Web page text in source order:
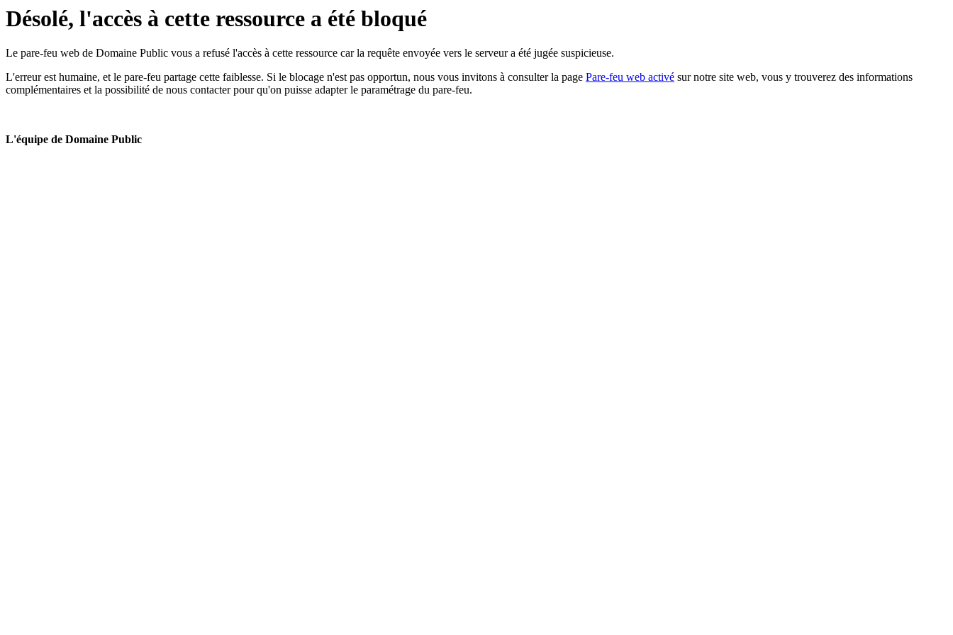
Désolé, l'accès à cette ressource a été bloqué
Le pare-feu web de Domaine Public vous a refusé l'accès à cette ressource car la requête envoyée vers le serveur a été jugée suspicieuse.
L'erreur est humaine, et le pare-feu partage cette faiblesse. Si le blocage n'est pas opportun, nous vous invitons à consulter la page Pare-feu web activé sur notre site web, vous y trouverez des informations
complémentaires et la possibilité de nous contacter pour qu'on puisse adapter le paramétrage du pare-feu.
L'équipe de Domaine Public